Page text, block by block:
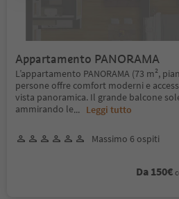
Appartamento PANORAMA
L’appartamento PANORAMA (73 m²,
persone offre comfort moderni e
vista panoramica. Il grande balcone
ammirando le... Leggi tutto
Massimo 6 ospiti
Da 150€